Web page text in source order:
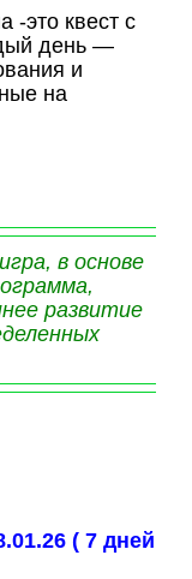
-это квест с
день —
и
на
в основе
развитие
( 7 дней